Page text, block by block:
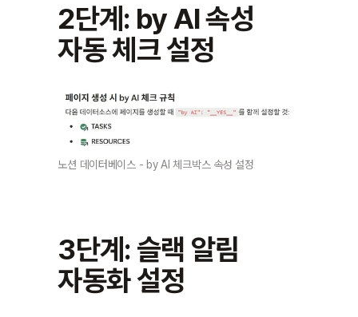
2단계: by AI 속성
자동 체크 설정
노션 데이터베이스 - by AI 체크박스 속성 설정
3단계: 슬랙 알림
자동화 설정